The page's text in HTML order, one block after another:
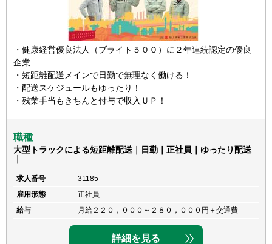
・健康経営優良法人（ブライト５００）に２年連続認定の優良
企業
・短距離配送メインで日勤で無理なく働ける！
・配送スケジュールもゆったり！
・残業手当もきちんと付与で収入ＵＰ！
職種
大型トラックによる短距離配送｜日勤｜正社員｜ゆったり配送
求人番号
31185
雇用形態
正社員
給与
月給２２０，０００～２８０，０００円＋交通費
詳細を見る